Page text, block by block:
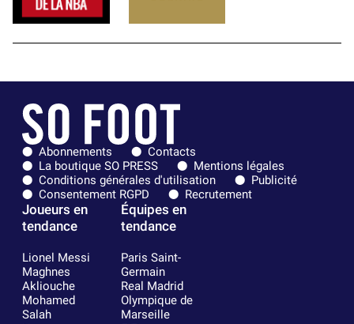
Abonnements
Contacts
La boutique SO PRESS
Mentions légales
Conditions générales d'utilisation
Publicité
Consentement RGPD
Recrutement
Joueurs en
tendance
Lionel Messi
Maghnes
Akliouche
Mohamed
Salah
Équipes en
tendance
Paris Saint-
Germain
Real Madrid
Olympique de
Marseille